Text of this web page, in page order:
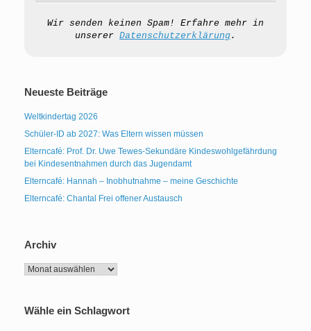
Wir senden keinen Spam! Erfahre mehr in
unserer Datenschutzerklärung.
Neueste Beiträge
Weltkindertag 2026
Schüler-ID ab 2027: Was Eltern wissen müssen
Elterncafé: Prof. Dr. Uwe Tewes-Sekundäre Kindeswohlgefährdung
bei Kindesentnahmen durch das Jugendamt
Elterncafé: Hannah – Inobhutnahme – meine Geschichte
Elterncafé: Chantal Frei offener Austausch
Archiv
Archiv
Wähle ein Schlagwort